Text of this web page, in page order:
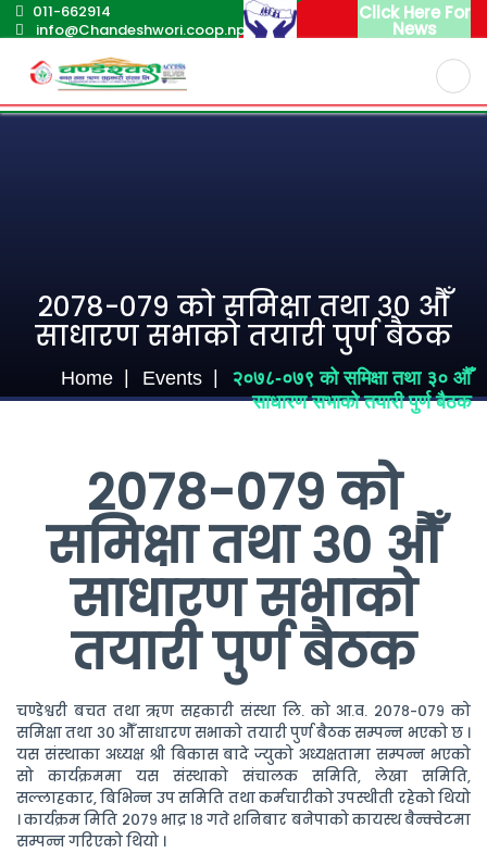
011-662914
info@Chandeshwori.coop.np
Click Here For
News
Nepali
२०७८-०७९ को समिक्षा तथा ३० औँ
साधारण सभाको तयारी पुर्ण बैठक
Home Events
२०७८-०७९ को समिक्षा तथा ३० औँ
साधारण सभाको तयारी पुर्ण बैठक
२०७८-०७९ को
समिक्षा तथा ३० औँ
साधारण सभाको
तयारी पुर्ण बैठक
चण्डेश्वरी बचत तथा ऋण सहकारी संस्था लि. को आ.व. २०७८-०७९ को
समिक्षा तथा ३० औँ साधारण सभाको तयारी पुर्ण बैठक सम्पन्न भएको छ ।
यस संस्थाका अध्यक्ष श्री बिकास बादे ज्युको अध्यक्षतामा सम्पन्न भएको
सो कार्यक्रममा यस संस्थाको संचालक समिति, लेखा समिति,
सल्लाहकार, बिभिन्न उप समिति तथा कर्मचारीको उपस्थीती रहेको थियो
। कार्यक्रम मिति २०७९ भाद्र १८ गते शनिबार बनेपाको कायस्थ बैन्क्वेटमा
सम्पन्न गरिएको थियो ।